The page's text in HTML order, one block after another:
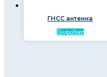
ГНСС антенна
Подробнее